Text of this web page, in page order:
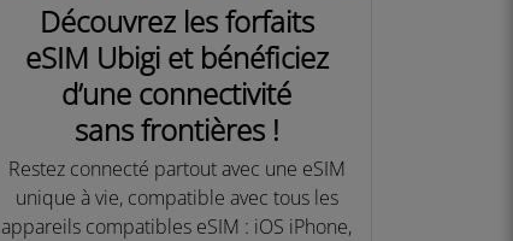
Découvrez les forfaits
eSIM Ubigi et bénéficiez
d’une connectivité
sans frontières !
Restez connecté partout avec une eSIM
unique à vie, compatible avec tous les
appareils compatibles eSIM : iOS iPhone,